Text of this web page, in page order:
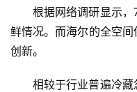
根据网络调研显示
鲜情况。而海尔的全空
创新。
相较于行业普遍冷